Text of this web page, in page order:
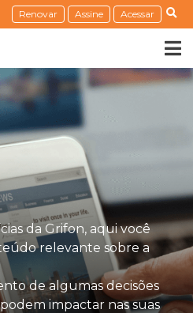
Renovar Assine Acessar
da Grifon, aqui você
relevante sobre a
de algumas decisões
impactar nas suas